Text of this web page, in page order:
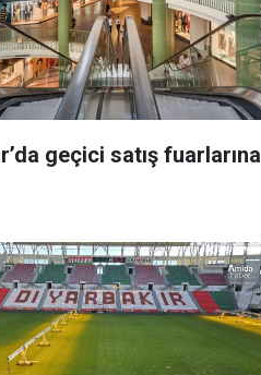
geçici satış fuarlarına